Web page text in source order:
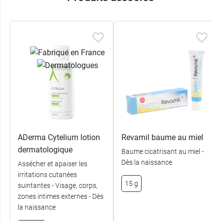
massage A Derma Epitheliale Ultra
Repair HA+
Ce produit convient à toute la famille, des
nourrissons aux adultes.
Femmes enceintes : ok
Visage et corps
98 % des ingrédients sont d'origine
naturelle.
Formule non parfumée
Sans huiles essentielles
Non comédogène
Testé sous contrôle dermatologique,
pédiatrique et ophtalmologique.
ADerma Cytelium lotion
dermatologique
Assécher et apaiser les
irritations cutanées
suintantes - Visage, corps,
zones intimes externes - Dès
la naissance
Revamil baume au miel
Baume cicatrisant au miel -
Dès la naissance
15 g